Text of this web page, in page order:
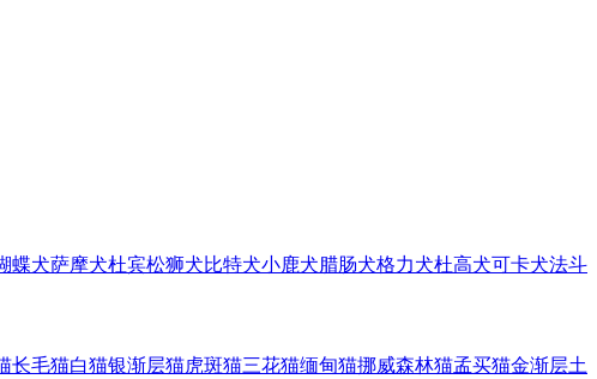
蝶犬萨摩犬杜宾松狮犬比特犬小鹿犬腊肠犬格力犬杜高犬可卡犬法斗
长毛猫白猫银渐层猫虎斑猫三花猫缅甸猫挪威森林猫孟买猫金渐层土